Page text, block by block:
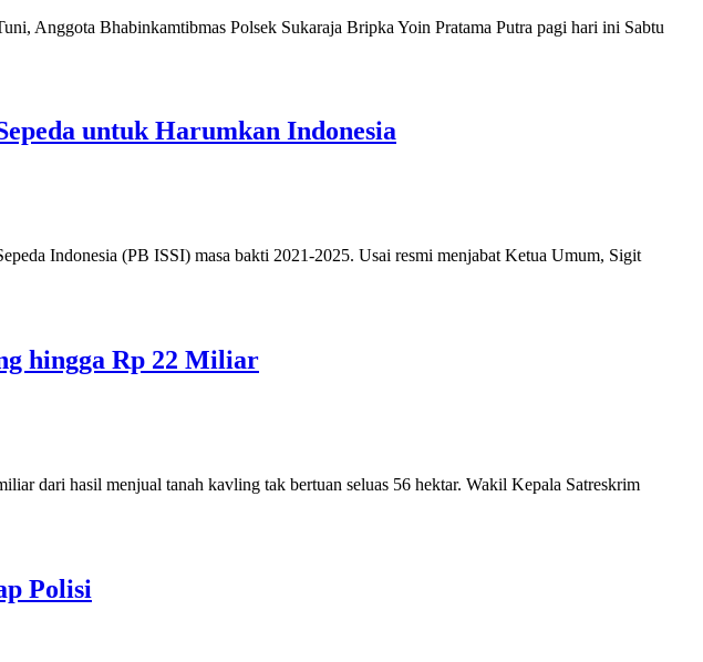
Anggota Bhabinkamtibmas Polsek Sukaraja Bripka Yoin Pratama Putra pagi hari ini Sabtu
untuk Harumkan Indonesia
Indonesia (PB ISSI) masa bakti 2021-2025. Usai resmi menjabat Ketua Umum, Sigit
hingga Rp 22 Miliar
dari hasil menjual tanah kavling tak bertuan seluas 56 hektar. Wakil Kepala Satreskrim
Polisi